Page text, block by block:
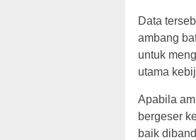
Data
ambang
untuk
utama
Apabila
bergeser
baik